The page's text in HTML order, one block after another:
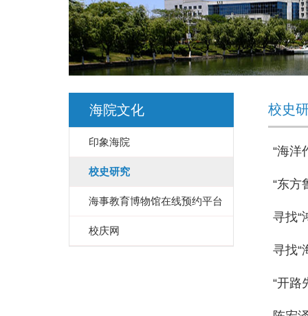
海院文化
印象海院
校史研究
海事教育博物馆在线预约平台
校庆网
校史
“海洋
“东方
寻找“
寻找“
“开路